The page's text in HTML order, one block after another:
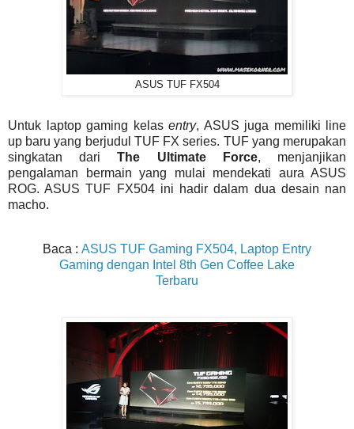
ASUS TUF FX504
Untuk laptop gaming kelas entry, ASUS juga memiliki line
up baru yang berjudul TUF FX series. TUF yang merupakan
singkatan dariThe Ultimate Force, menjanjikan
pengalaman bermain yang mulai mendekati aura ASUS
ROG. ASUS TUF FX504 ini hadir dalam dua desain nan
macho.
Baca : ASUS TUF Gaming FX504, Laptop Entry
Gaming dengan Intel 8th Gen Coffee Lake
Terbaru